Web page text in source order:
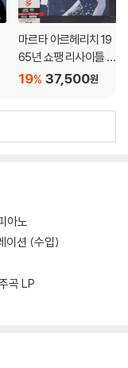
마르타 아르헤리치 19
65년 쇼팽 리사이틀 녹
음 (Martha Argerich
65 Chopin Recordin
37,500원
19%
아노
이션 (수입)
곡 LP